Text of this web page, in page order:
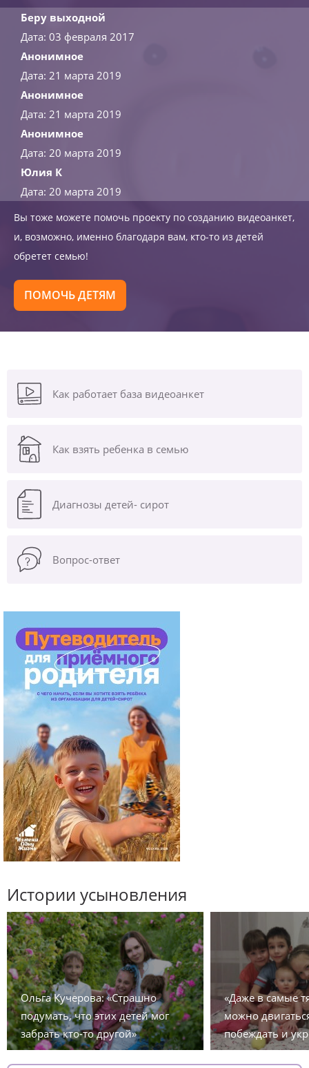
Беру выходной
Дата: 03 февраля 2017
Анонимное
Дата: 21 марта 2019
Анонимное
Дата: 21 марта 2019
Анонимное
Дата: 20 марта 2019
Юлия К
Дата: 20 марта 2019
Вы тоже можете помочь проекту по созданию видеоанкет,
и, возможно, именно благодаря вам, кто-то из детей
обретет семью!
ПОМОЧЬ ДЕТЯМ
Как работает база видеоанкет
Как взять ребенка в семью
Диагнозы детей- сирот
Вопрос-ответ
Истории усыновления
Ольга Кучерова: «Страшно
подумать, что этих детей мог
забрать кто-то другой»
«Даже в самые
можно
побеждать и